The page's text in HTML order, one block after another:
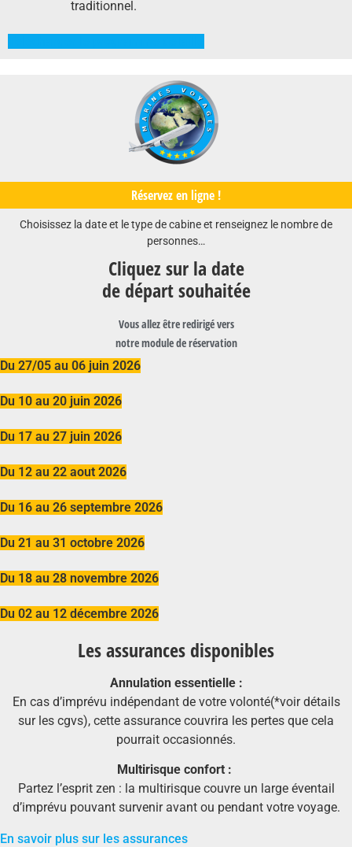
traditionnel.
Réservez en ligne !
Choisissez la date et le type de cabine et renseignez le nombre de
personnes…
Cliquez sur la date
de départ souhaitée
Vous allez être redirigé vers
notre module de réservation
Du 27/05 au 06 juin 2026
Du 10 au 20 juin 2026
Du 17 au 27 juin 2026
Du 12 au 22 aout 2026
Du 16 au 26 septembre 2026
Du 21 au 31 octobre 2026
Du 18 au 28 novembre 2026
Du 02 au 12 décembre 2026
Les assurances disponibles
Annulation essentielle :
En cas d’imprévu indépendant de votre volonté(*voir détails
sur les cgvs), cette assurance couvrira les pertes que cela
pourrait occasionnés.
Multirisque confort :
Partez l’esprit zen : la multirisque couvre un large éventail
d’imprévu pouvant survenir avant ou pendant votre voyage.
En savoir plus sur les assurances